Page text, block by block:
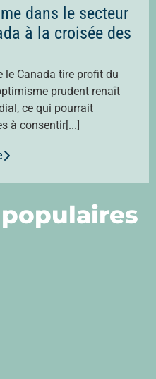
dans le secteur
à la croisée des
le Canada tire profit du
prudent renaît
ce qui pourrait
à consentir[...]